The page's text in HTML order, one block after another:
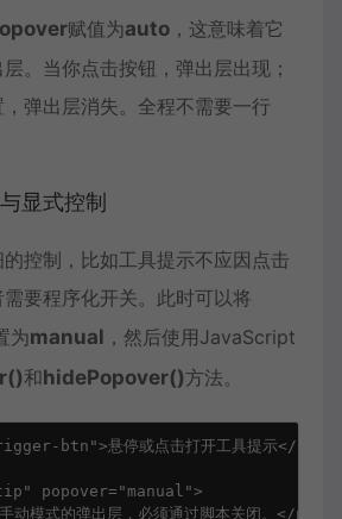
赋值为auto ，这意味着它
。当你点击按钮，弹出层出现；
弹出层消失。全程不需要一行
显式控制
控制，比如工具提示不应因点击
要程序化开关。此时可以将
为manual ，然后使用JavaScript
和hidePopover()方法。
btn">悬停或点击打开工具提示</
popover="manual">
模式的弹出层，必须通过脚本关闭。</p>